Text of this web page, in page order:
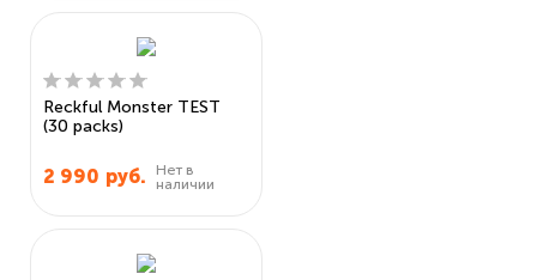
Reckful Monster TEST
(30 packs)
2 990 руб.
Нет в
наличии